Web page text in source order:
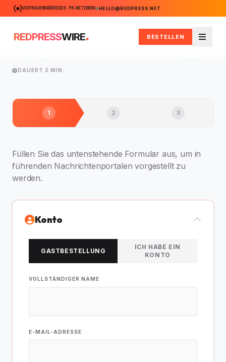
VERTRAUENSWÜRDIGES PR-NETZWERK HELLO@REDPRESS.NET
REDPRESSWIRE. BESTELLEN
Menü
DAUERT 2 MIN.
1 2 3
Füllen Sie das untenstehende Formular aus, um in
führenden Nachrichtenportalen vorgestellt zu
werden.
Konto
GASTBESTELLUNG
ICH HABE EIN
KONTO
VOLLSTÄNDIGER NAME
E-MAIL-ADRESSE